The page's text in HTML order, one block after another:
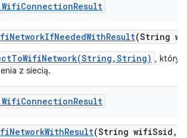
WifiConnectionResult
NetworkIfNeededWithResult(String
, który
z siecią.
WifiConnectionResult
NetworkWithResult(String wifiSsid ,